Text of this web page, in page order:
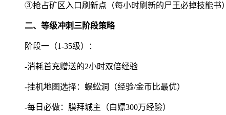
③抢占矿区入口刷新点（每小时刷新的尸王必掉技能书）
二、等级冲刺三阶段策略
阶段一（1-35级）：
-消耗首充赠送的2小时双倍经验
-挂机地图选择：蜈蚣洞（经验/金币比最优）
-每日必做：膜拜城主（白嫖300万经验）